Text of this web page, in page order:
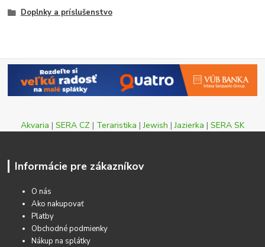
Doplnky a príslušenstvo
Akvaria | SERA CZ | Teraristika |Jewish |Jazierka | SERA SK
Informácie pre zákazníkov
O nás
Ako nakupovať
Platby
Obchodné podmienky
Nákup na splátky